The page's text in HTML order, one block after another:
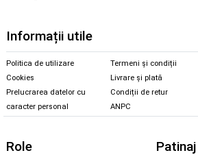
Informații utile
Politica de utilizare
Cookies
Prelucrarea datelor cu
caracter personal
Termeni și condiții
Livrare și plată
Condiții de retur
ANPC
Role Patinaj